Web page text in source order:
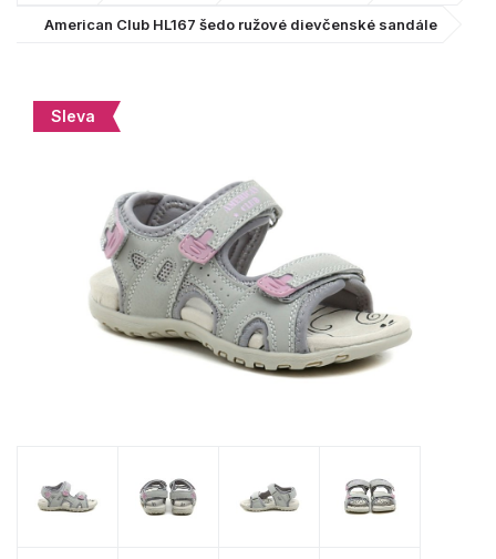
American Club HL167 šedo ružové dievčenské sandále
Sleva